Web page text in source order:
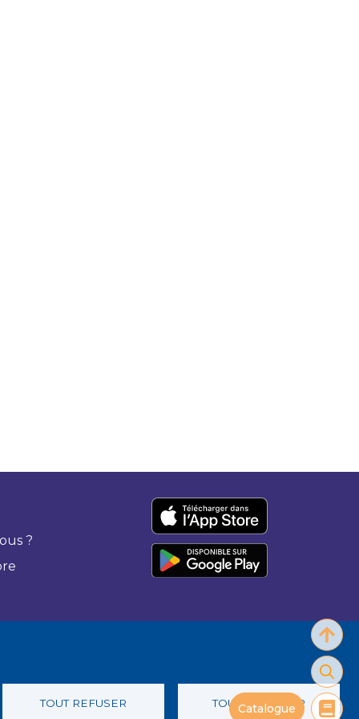
TOUT REFUSER TOUT ACCEPTER
Catalogue
?